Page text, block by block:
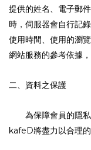
提供的姓名、電子郵
時，伺服器會自行記
使用時間、使用的瀏
網站服務的參考依據
二、資料之保護
為保障會員的隱私
kafeD將盡力以合理